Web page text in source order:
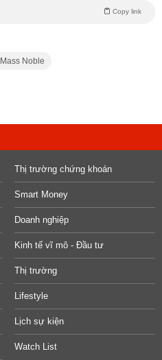
Copy link
Mass Noble
Thị trường chứng khoán
Smart Money
Doanh nghiệp
Kinh tế vĩ mô - Đầu tư
Thị trường
Lifestyle
Lịch sự kiện
Watch List